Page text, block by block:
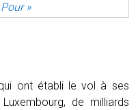
»
ont établi le vol à ses
de milliards